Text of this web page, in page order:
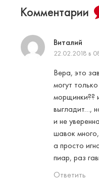
Комментарии
Виталий
22.02.2018 в
Вера, это
могут
морщинки??
выгладит…,
и не
шавок
а просто
пиар, раз
Ответить